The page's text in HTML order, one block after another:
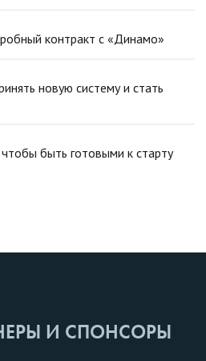
контракт с «Динамо»
новую систему и стать
быть готовыми к старту
И СПОНСОРЫ